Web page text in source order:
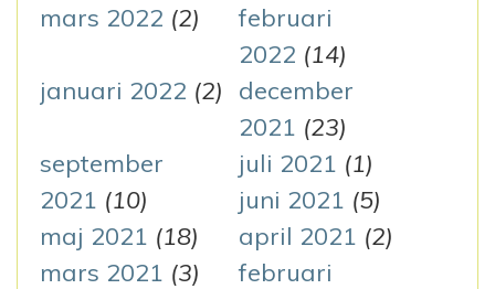
mars 2022 (2)
februari
2022 (14)
januari 2022 (2)
december
2021 (23)
september
2021 (10)
juli 2021 (1)
juni 2021 (5)
maj 2021 (18) april 2021 (2)
mars 2021 (3)
februari